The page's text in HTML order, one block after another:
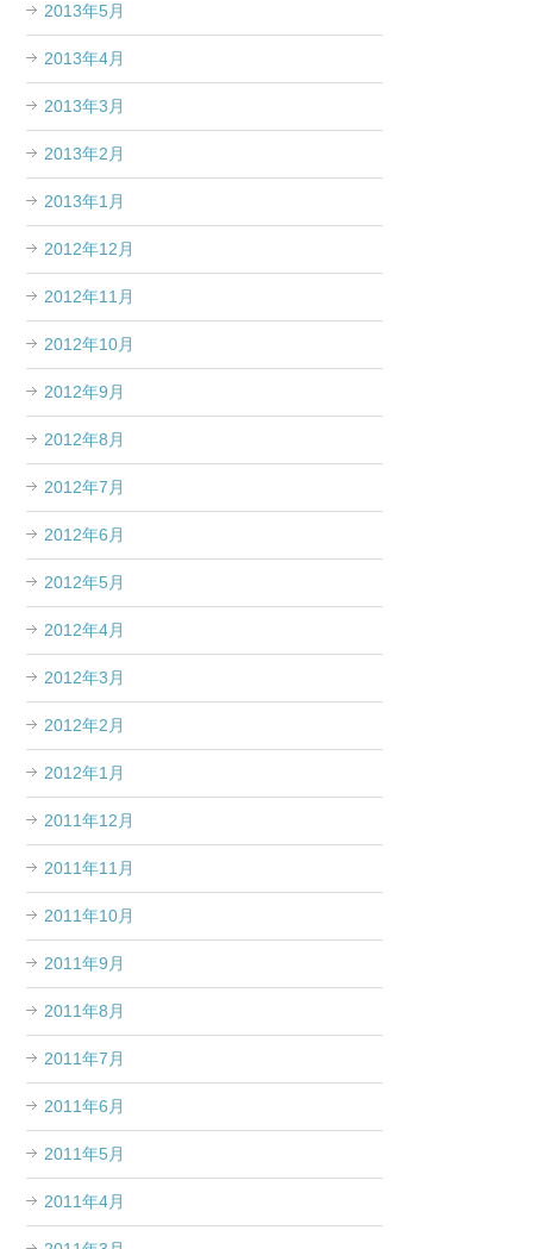
2013年5月
2013年4月
2013年3月
2013年2月
2013年1月
2012年12月
2012年11月
2012年10月
2012年9月
2012年8月
2012年7月
2012年6月
2012年5月
2012年4月
2012年3月
2012年2月
2012年1月
2011年12月
2011年11月
2011年10月
2011年9月
2011年8月
2011年7月
2011年6月
2011年5月
2011年4月